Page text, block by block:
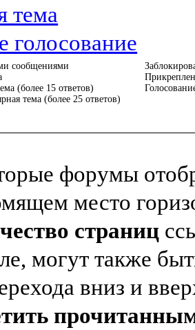
тема
голосование
сообщениями
(более 15 ответов)
тема (более 25 ответов)
форумы
место
страниц
могут также
вниз и